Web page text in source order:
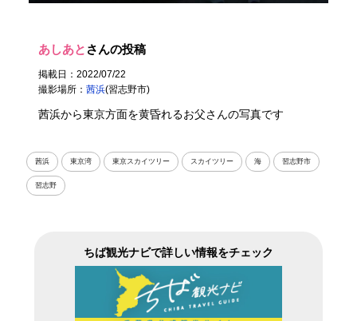
あしあと さんの投稿
掲載日：2022/07/22
撮影場所：茜浜(習志野市)
茜浜から東京方面を黄昏れるお父さんの写真です
茜浜 東京湾 東京スカイツリー スカイツリー 海 習志野市
習志野
ちば観光ナビで詳しい情報をチェック